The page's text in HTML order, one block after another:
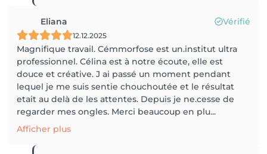
Eliana Vérifié
12.12.2025
Magnifique travail. Cémmorfose est un.institut ultra
professionnel. Célina est à notre écoute, elle est
douce et créative. J ai passé un moment pendant
lequel je me suis sentie chouchoutée et le résultat
etait au delà de les attentes. Depuis je ne.cesse de
regarder mes ongles. Merci beaucoup en plu...
Afficher plus